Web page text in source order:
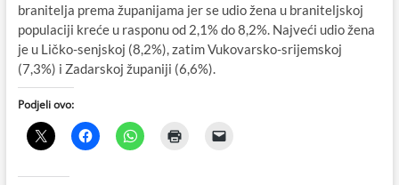
branitelja prema županijama jer se udio žena u braniteljskoj
populaciji kreće u rasponu od 2,1% do 8,2%. Najveći udio žena
je u Ličko-senjskoj (8,2%), zatim Vukovarsko-srijemskoj
(7,3%) i Zadarskoj županiji (6,6%).
Podjeli ovo: